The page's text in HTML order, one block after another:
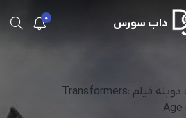
0 داب سورس